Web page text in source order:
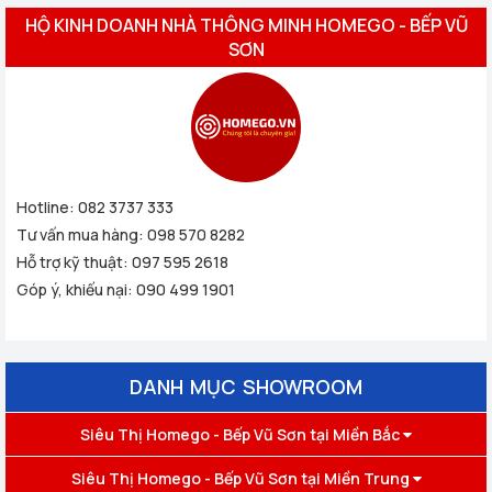
HỘ KINH DOANH NHÀ THÔNG MINH HOMEGO - BẾP VŨ
SƠN
Hotline: 082 3737 333
Tư vấn mua hàng: 098 570 8282
Hỗ trợ kỹ thuật: 097 595 2618
Góp ý, khiếu nại: 090 499 1901
DANH MỤC SHOWROOM
Siêu Thị Homego - Bếp Vũ Sơn tại Miền Bắc
Siêu Thị Homego - Bếp Vũ Sơn tại Miền Trung